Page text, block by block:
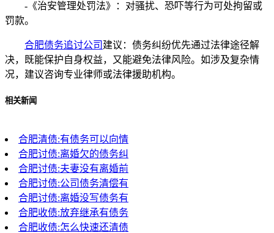
-《治安管理处罚法》：对骚扰、恐吓等行为可处拘留或
罚款。
合肥债务追讨公司 建议：债务纠纷优先通过法律途径解
决，既能保护自身权益，又能避免法律风险。如涉及复杂情
况，建议咨询专业律师或法律援助机构。
相关新闻
合肥清债:有债务可以向情
合肥讨债:离婚欠的债务纠
合肥讨债:夫妻没有离婚前
合肥讨债:公司债务清偿有
合肥讨债:离婚没写债务有
合肥收债:放弃继承有债务
合肥收债:怎么快速还清债